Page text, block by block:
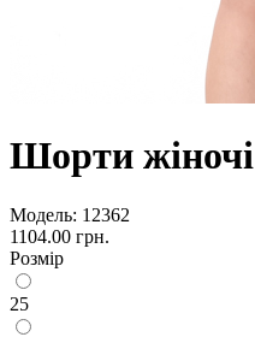
Шорти жіночі
Модель: 12362
1104.00 грн.
Розмір
25